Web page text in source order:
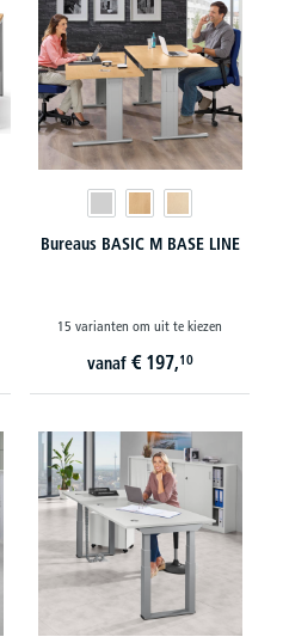
Bureaus BASIC M BASE LINE
15 varianten om uit te kiezen
vanaf € 197,10